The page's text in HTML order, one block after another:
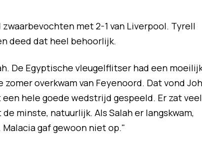
met 2-1 van Liverpool. Tyrell
deed dat heel behoorlijk.
De Egyptische vleugelflitser had een
overkwam van Feyenoord. Dat vond
hele goede wedstrijd gespeeld. Er zat veel
minste, natuurlijk. Als Salah er langskwam,
gaf gewoon niet op."